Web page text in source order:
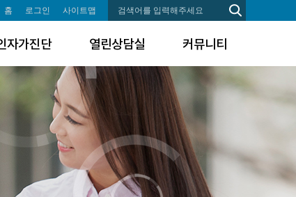
홈 로그인 사이트맵
자가진단 열린상담실 커뮤니티